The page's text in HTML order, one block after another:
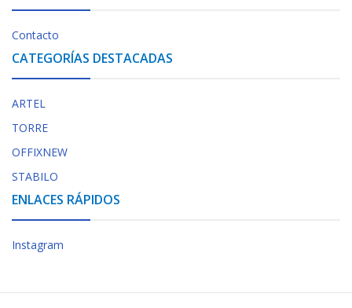
Contacto
CATEGORÍAS DESTACADAS
ARTEL
TORRE
OFFIXNEW
STABILO
ENLACES RÁPIDOS
Instagram